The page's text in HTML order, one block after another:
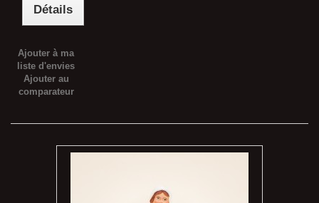
Détails
Ajouter à ma
liste d'envies
Ajouter au
comparateur